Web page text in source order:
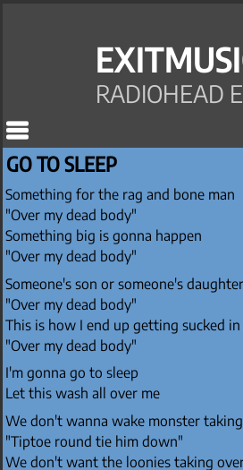
RADIOHEAD
GO TO SLEEP
Something for the rag and bone man
"Over my dead body"
Something big is gonna happen
"Over my dead body"
Someone's son or someone's daughter
"Over my dead body"
This is how I end up getting sucked in
"Over my dead body"
I'm gonna go to sleep
Let this wash all over me
We don't wanna wake monster
"Tiptoe round tie him down"
We don't want the loonies taking